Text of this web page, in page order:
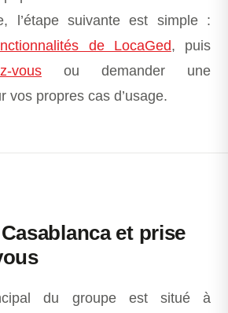
l’étape suivante est simple :
de LocaGed, puis
vous ou demander une
vos propres cas d’usage.
et prise
du groupe est situé à